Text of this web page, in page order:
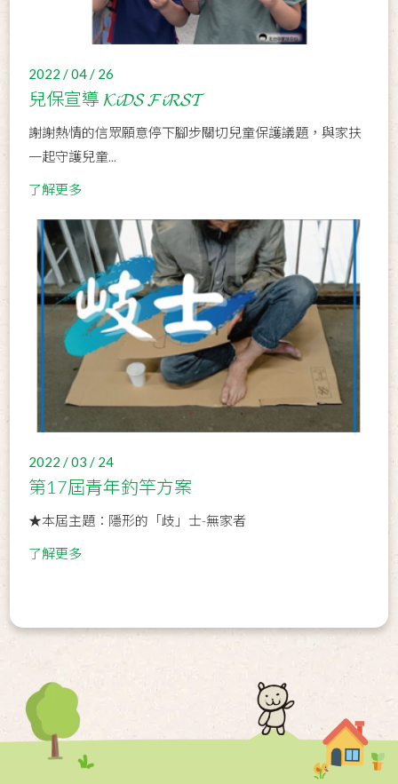
2022 / 04 / 26
兒保宣導 𝓚𝓲𝓓𝓢 𝓕𝓲𝓡𝓢𝓣
謝謝熱情的信眾願意停下腳步關切兒童保護議題，與家扶
一起守護兒童...
了解更多
2022 / 03 / 24
第17屆青年釣竿方案
★本屆主題：隱形的「歧」士-無家者
了解更多